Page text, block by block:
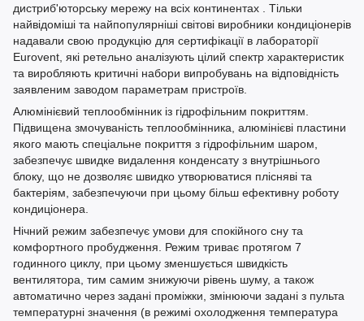
дистриб'юторську мережу на всіх континентах . Тільки
найвідоміші та найпопулярніші світові виробники кондиціонерів
надавали свою продукцію для сертифікації в лабораторії
Eurovent, які ретельно аналізують цілий спектр характеристик
та виробляють критичні набори випробувань на відповідність
заявленим заводом параметрам пристроїв.
Алюмінієвий теплообмінник із гідрофільним покриттям.
Підвищена змочуваність теплообмінника, алюмінієві пластини
якого мають спеціальне покриття з гідрофільним шаром,
забезпечує швидке видалення конденсату з внутрішнього
блоку, що не дозволяє швидко утворюватися плісняві та
бактеріям, забезпечуючи при цьому більш ефективну роботу
кондиціонера.
Нічний режим забезпечує умови для спокійного сну та
комфортного пробудження. Режим триває протягом 7
годинного циклу, при цьому зменшується швидкість
вентилятора, тим самим знижуючи рівень шуму, а також
автоматично через задані проміжки, змінюючи задані з пульта
температурні значення (в режимі охолодження температура